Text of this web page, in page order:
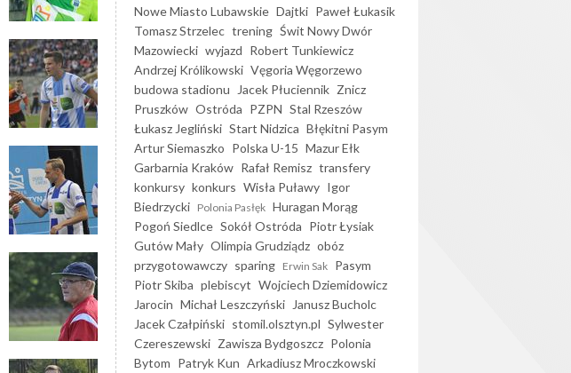
Nowe Miasto Lubawskie Dajtki Paweł Łukasik
Tomasz Strzelec trening Świt Nowy Dwór
Mazowiecki wyjazd Robert Tunkiewicz
Andrzej Królikowski Vęgoria Węgorzewo
budowa stadionu
Jacek Płuciennik Znicz
Pruszków Ostróda PZPN Stal Rzeszów
Łukasz Jegliński Start Nidzica Błękitni Pasym
Artur Siemaszko Polska U-15 Mazur Ełk
Garbarnia Kraków Rafał Remisz transfery
konkursy konkurs Wisła Puławy Igor
Biedrzycki Polonia Pasłęk Huragan Morąg
Pogoń Siedlce Sokół Ostróda Piotr Łysiak
Gutów Mały Olimpia Grudziądz obóz
przygotowawczy sparing Erwin Sak Pasym
Piotr Skiba plebiscyt Wojciech Dziemidowicz
Jarocin Michał Leszczyński
Janusz Bucholc
Jacek Czałpiński stomil.olsztyn.pl Sylwester
Czereszewski Zawisza Bydgoszcz Polonia
Bytom Patryk Kun Arkadiusz Mroczkowski